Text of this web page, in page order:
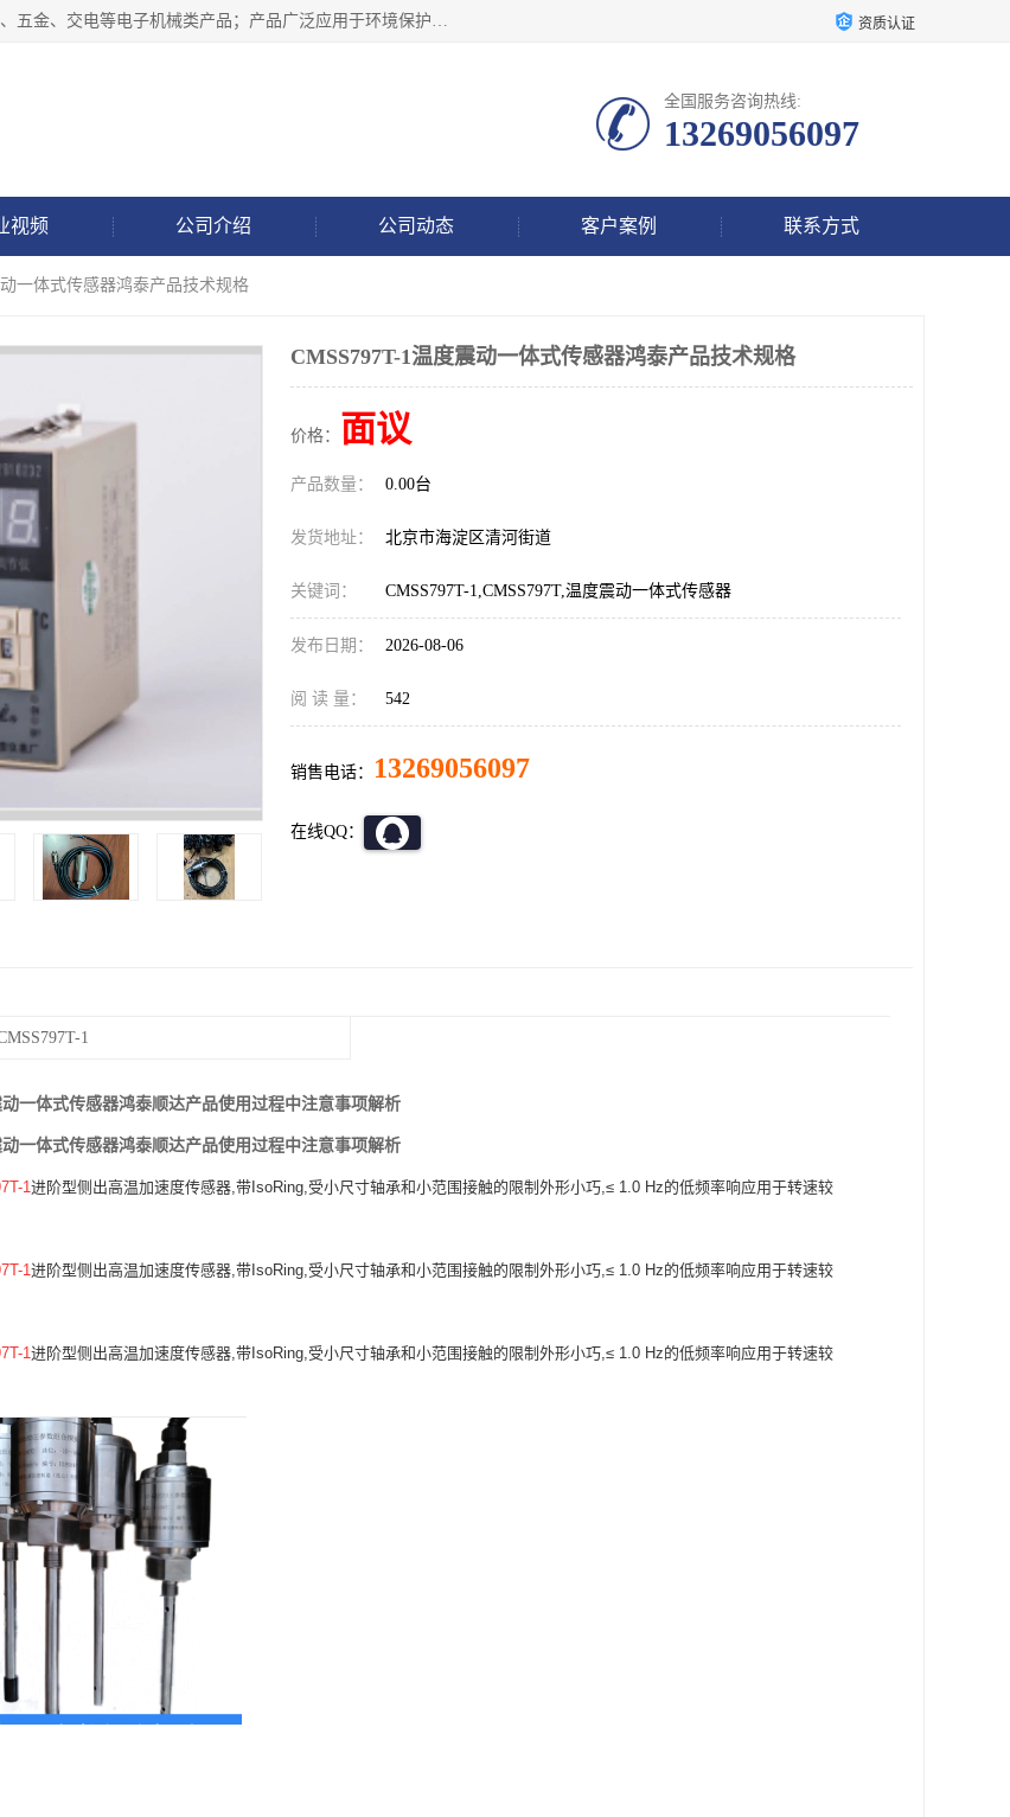
北京鸿泰顺达科技有限公司主要经营电子产品、机械设备、通讯设备、五金、交电等电子机械类产品；产品广泛应用于环境保护、石油化工、电力电子、冶金建筑、煤炭、农业、卫生防疫、教育科研等行业。并成功的与各地环境监测站、污水处理厂、卷烟厂、电厂、高校、科学院所、卫生防疫部门、煤矿、石化厂等用户建立了密切的合作关系。 资质认证
全国服务咨询热线:
13269056097
视频 公司介绍 公司动态 客户案例 联系方式
一体式传感器鸿泰产品技术规格
CMSS797T-1温度震动一体式传感器鸿泰产品技术规格
价格： 面议
产品数量： 0.00台
发货地址： 北京市海淀区清河街道
关键词： CMSS797T-1,CMSS797T,温度震动一体式传感器
发布日期： 2026-08-06
阅 读 量： 542
销售电话： 13269056097
在线QQ：
1
动一体式传感器鸿泰顺达产品使用过程中注意事项解析
动一体式传感器鸿泰顺达产品使用过程中注意事项解析
1进阶型侧出高温加速度传感器,带IsoRing,受小尺寸轴承和小范围接触的限制外形小巧,≤ 1.0 Hz的低频率响应用于转速较
1进阶型侧出高温加速度传感器,带IsoRing,受小尺寸轴承和小范围接触的限制外形小巧,≤ 1.0 Hz的低频率响应用于转速较
1进阶型侧出高温加速度传感器,带IsoRing,受小尺寸轴承和小范围接触的限制外形小巧,≤ 1.0 Hz的低频率响应用于转速较